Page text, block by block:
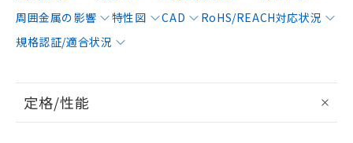
周囲金属の影響
特性図 CAD
RoHS/REACH対応状況
規格認証/適合状況
定格/性能